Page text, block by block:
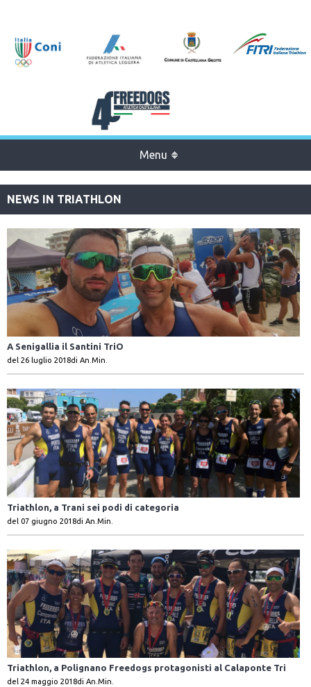
Menu
NEWS IN TRIATHLON
A Senigallia il Santini TriO
del 26 luglio 2018di An.Min.
Triathlon, a Trani sei podi di categoria
del 07 giugno 2018di An.Min.
Triathlon, a Polignano Freedogs protagonisti al Calaponte Tri
del 24 maggio 2018di An.Min.